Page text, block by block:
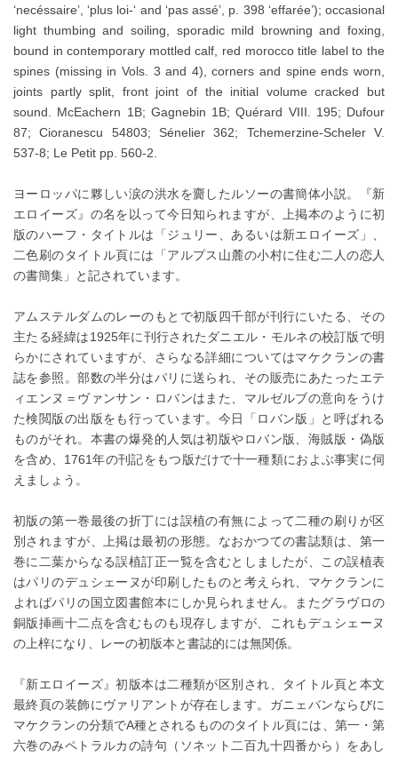
‘necéssaire’, ‘plus loi-‘ and ‘pas assé’, p. 398 ‘effarée’); occasional
light thumbing and soiling, sporadic mild browning and foxing,
bound in contemporary mottled calf, red morocco title label to the
spines (missing in Vols. 3 and 4), corners and spine ends worn,
joints partly split, front joint of the initial volume cracked but
sound. McEachern 1B; Gagnebin 1B; Quérard VIII. 195; Dufour
87; Cioranescu 54803; Sénelier 362; Tchemerzine-Scheler V.
537-8; Le Petit pp. 560-2.
ヨーロッパに夥しい涙の洪水を齎したルソーの書簡体小説。『新
エロイーズ』の名を以って今日知られますが、上掲本のように初
版のハーフ・タイトルは「ジュリー、あるいは新エロイーズ」、
二色刷のタイトル頁には「アルプス山麓の小村に住む二人の恋人
の書簡集」と記されています。
アムステルダムのレーのもとで初版四千部が刊行にいたる、その
主たる経緯は1925年に刊行されたダニエル・モルネの校訂版で明
らかにされていますが、さらなる詳細についてはマケクランの書
誌を参照。部数の半分はパリに送られ、その販売にあたったエテ
ィエンヌ＝ヴァンサン・ロバンはまた、マルゼルブの意向をうけ
た検閲版の出版をも行っています。今日「ロバン版」と呼ばれる
ものがそれ。本書の爆発的人気は初版やロバン版、海賊版・偽版
を含め、1761年の刊記をもつ版だけで十一種類におよぶ事実に伺
えましょう。
初版の第一巻最後の折丁には誤植の有無によって二種の刷りが区
別されますが、上掲は最初の形態。なおかつての書誌類は、第一
巻に二葉からなる誤植訂正一覧を含むとしましたが、この誤植表
はパリのデュシェーヌが印刷したものと考えられ、マケクランに
よればパリの国立図書館本にしか見られません。またグラヴロの
銅版挿画十二点を含むものも現存しますが、これもデュシェーヌ
の上梓になり、レーの初版本と書誌的には無関係。
『新エロイーズ』初版本は二種類が区別され、タイトル頁と本文
最終頁の装飾にヴァリアントが存在します。ガニェバンならびに
マケクランの分類でA種とされるもののタイトル頁には、第一・第
六巻のみペトラルカの詩句（ソネット二百九十四番から）をあし